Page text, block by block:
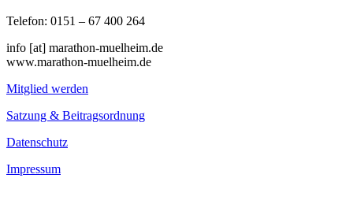
Telefon: 0151 – 67 400 264
info [at] marathon-muelheim.de
www.marathon-muelheim.de
Mitglied werden
Satzung & Beitragsordnung
Datenschutz
Impressum